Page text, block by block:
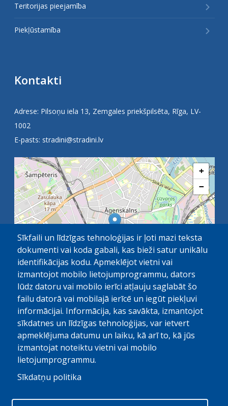
Teritorijas pieejamība
Piekļūstamība
Kontakti
Adrese: Pilsoņu iela 13, Zemgales priekšpilsēta, Rīga, LV-
1002
E-pasts: stradini@stradini.lv
+
−
1 km OpenStreetMap contributors
Visas tiesības aizsargātas. Pārpublicēšanas gadijumā atsauce
Sīkfaili un līdzīgas tehnoloģijas ir ļoti mazi teksta
dokumenti vai koda gabali, kas bieži satur unikālu
identifikācijas kodu. Apmeklējot vietni vai
izmantojot mobilo lietojumprogrammu, dators
lūdz datoru vai mobilo ierīci atļauju saglabāt šo
failu datorā vai mobilajā ierīcē un iegūt piekļuvi
informācijai. Informācija, kas savākta, izmantojot
sīkdatnes un līdzīgas tehnoloģijas, var ietvert
apmeklējuma datumu un laiku, kā arī to, kā jūs
izmantojat noteiktu vietni vai mobilo
lietojumprogrammu.
Sīkdatņu politika